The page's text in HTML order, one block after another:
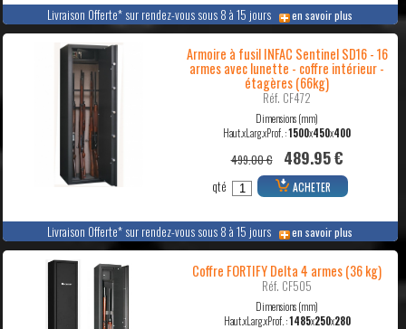
Livraison Offerte* sur rendez-vous sous 8 à 15 jours en savoir plus
Livraison Offerte* sur rendez-vous sous 8 à 15 jours en savoir plus
Armoire à fusil INFAC Sentinel SD16 - 16
armes avec lunette - coffre intérieur -
étagères (66kg)
Réf. CF472
Dimensions (mm)
Haut.xLarg.xProf. :1500x450x400
499.00 € 489.95 €
qté ACHETER
Coffre FORTIFY Delta 4 armes (36 kg)
Réf. CF505
Dimensions (mm)
Haut.xLarg.xProf. :1485x250x280